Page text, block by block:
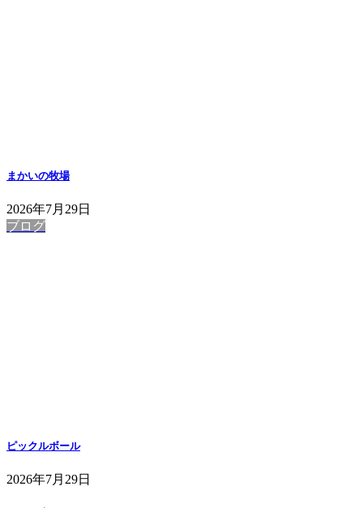
まかいの牧場
2026年7月29日
ブログ
ピックルボール
2026年7月29日